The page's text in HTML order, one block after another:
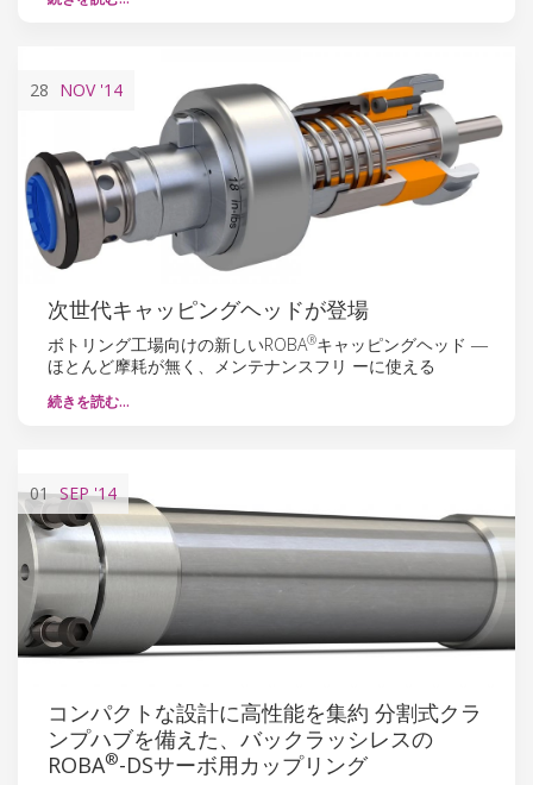
28 NOV'14
次世代キャッピングヘッドが登場
ボトリング工場向けの新しいROBA®キャッピングヘッド ―
ほとんど摩耗が無く、メンテナンスフリ ーに使える
続きを読む…
01 SEP'14
コンパクトな設計に高性能を集約 分割式クラ
ンプハブを備えた、バックラッシレスの
ROBA®-DSサーボ用カップリング